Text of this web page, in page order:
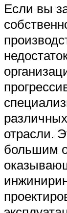
Если вы
отрасли.
большим